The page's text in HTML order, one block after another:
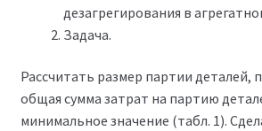
дезагрегирования в
Задача.
Рассчитать размер партии деталей,
общая сумма затрат на партию
минимальное значение (табл. 1).